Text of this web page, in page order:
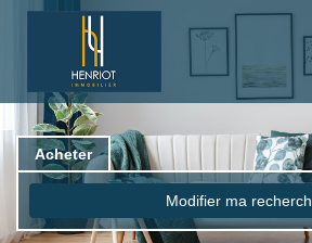
Acheter
Modifier ma